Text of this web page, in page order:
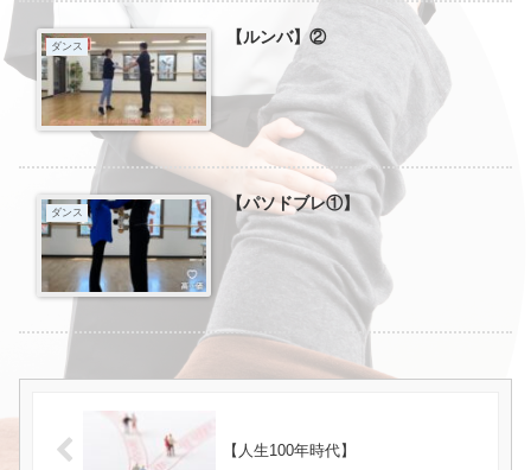
ダンス 【ルンバ】②
ダンス 【パソドブレ①】
【人生100年時代】